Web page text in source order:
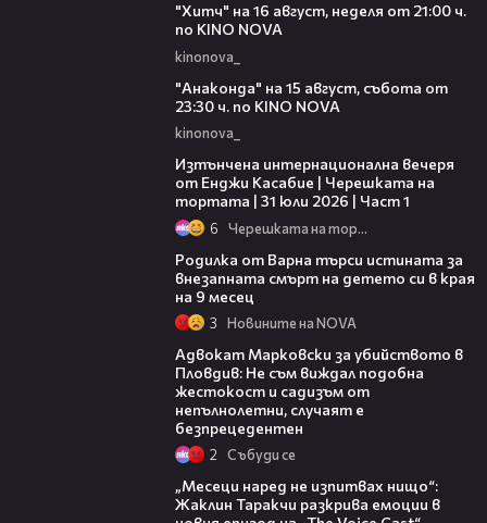
"Хитч" на 16 август, неделя от 21:00 ч.
по KINO NOVA
kinonova_
"Анаконда" на 15 август, събота от
23:30 ч. по KINO NOVA
kinonova_
Изтънчена интернационална вечеря
от Енджи Касабие | Черешката на
тортата | 31 юли 2026 | Част 1
6 Черешката на тортата
Родилка от Варна търси истината за
внезапната смърт на детето си в края
на 9 месец
3 Новините на NOVA
Адвокат Марковски за убийството в
Пловдив: Не съм виждал подобна
жестокост и садизъм от
непълнолетни, случаят е
безпрецедентен
2 Събуди се
„Месеци наред не изпитвах нищо“:
Жаклин Таракчи разкрива емоции в